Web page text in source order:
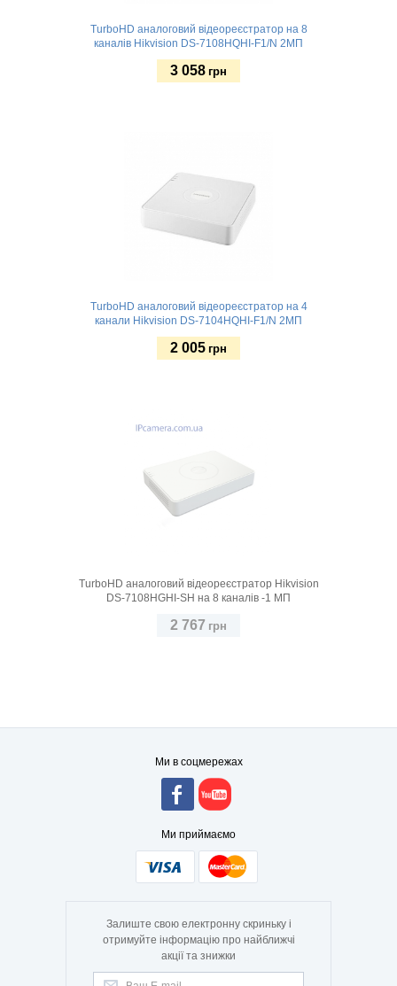
TurboHD аналоговий відеореєстратор на 8
каналів Hikvision DS-7108HQHI-F1/N 2МП
3 058 грн
TurboHD аналоговий відеореєстратор на 4
канали Hikvision DS-7104HQHI-F1/N 2МП
2 005 грн
TurboHD аналоговий відеореєстратор Hikvision
DS-7108HGHI-SH на 8 каналів -1 МП
2 767 грн
Ми в соцмережах
Ми приймаємо
Залиште свою електронну скриньку і
отримуйте інформацію про найближчі
акції та знижки